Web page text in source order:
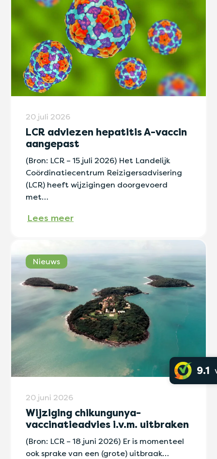
20 juli 2026
LCR adviezen hepatitis A-vaccin
aangepast
(Bron: LCR – 15 juli 2026) Het Landelijk
Coördinatiecentrum Reizigersadvisering
(LCR) heeft wijzigingen doorgevoerd
met…
Lees meer
Nieuws
20 juni 2026
Wijziging chikungunya-
vaccinatieadvies i.v.m. uitbraken
(Bron: LCR – 18 juni 2026) Er is momenteel
ook sprake van een (grote) uitbraak…
9.1